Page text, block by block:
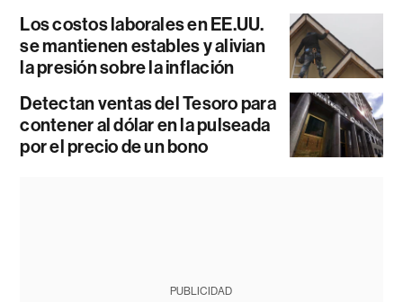
Los costos laborales en EE.UU.
se mantienen estables y alivian
la presión sobre la inflación
Detectan ventas del Tesoro para
contener al dólar en la pulseada
por el precio de un bono
PUBLICIDAD